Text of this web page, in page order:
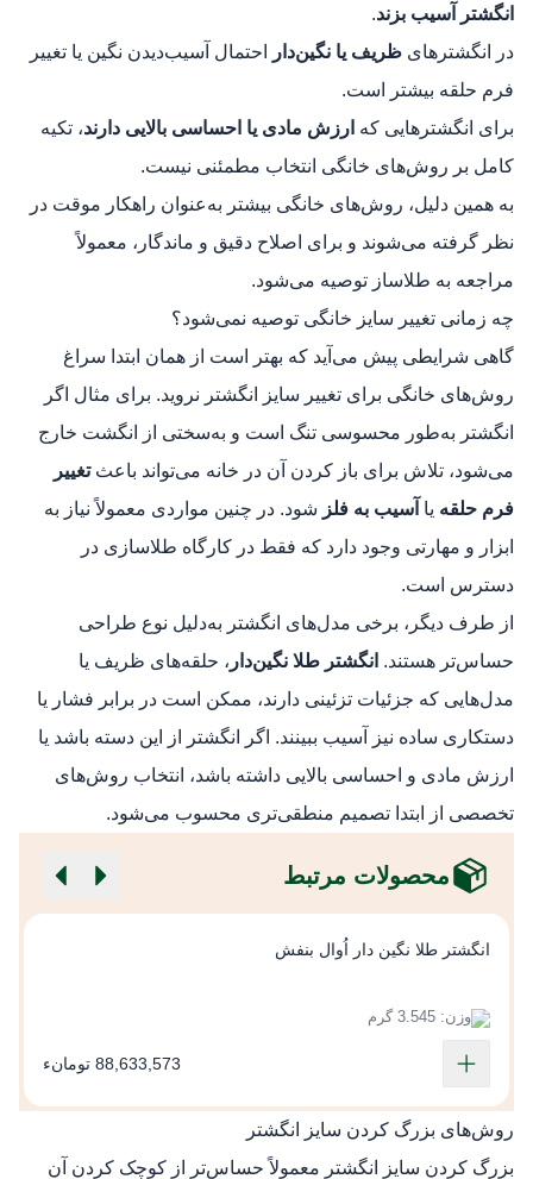
انگشتر آسیب بزند.
در انگشترهای ظریف یا نگین‌دار
احتمال آسیب‌دیدن نگین یا تغییر
فرم حلقه بیشتر است.
برای انگشترهایی که ارزش مادی یا احساسی بالایی دارند، تکیه
کامل بر روش‌های خانگی انتخاب مطمئنی نیست.
به همین دلیل، روش‌های خانگی بیشتر به‌عنوان راهکار موقت در
نظر گرفته می‌شوند و برای اصلاح دقیق و ماندگار، معمولاً
مراجعه به طلاساز توصیه می‌شود.
چه زمانی تغییر سایز خانگی توصیه نمی‌شود؟
گاهی شرایطی پیش می‌آید که بهتر است از همان ابتدا سراغ
روش‌های خانگی برای تغییر سایز انگشتر نروید. برای مثال اگر
انگشتر به‌طور محسوسی تنگ است و به‌سختی از انگشت خارج
می‌شود، تلاش برای باز کردن آن در خانه می‌تواند باعثتغییر
فرم حلقه یا آسیب به فلز شود. در چنین مواردی معمولاً نیاز به
ابزار و مهارتی وجود دارد که فقط در کارگاه طلاسازی در
دسترس است.
از طرف دیگر، برخی مدل‌های انگشتر به‌دلیل نوع طراحی
حساس‌تر هستند. انگشتر طلا نگین‌دار ، حلقه‌های ظریف یا
مدل‌هایی که جزئیات تزئینی دارند، ممکن است در برابر فشار یا
دستکاری ساده نیز آسیب ببینند. اگر انگشتر از این دسته باشد یا
ارزش مادی و احساسی بالایی داشته باشد، انتخاب روش‌های
تخصصی از ابتدا تصمیم منطقی‌تری محسوب می‌شود.
محصولات مرتبط
انگشتر طلا نگین دار اُوال بنفش
وزن: 3.545 گرم
88,633,573 تومانء
روش‌های بزرگ کردن سایز انگشتر
بزرگ کردن سایز انگشتر معمولاً حساس‌تر از کوچک کردن آن